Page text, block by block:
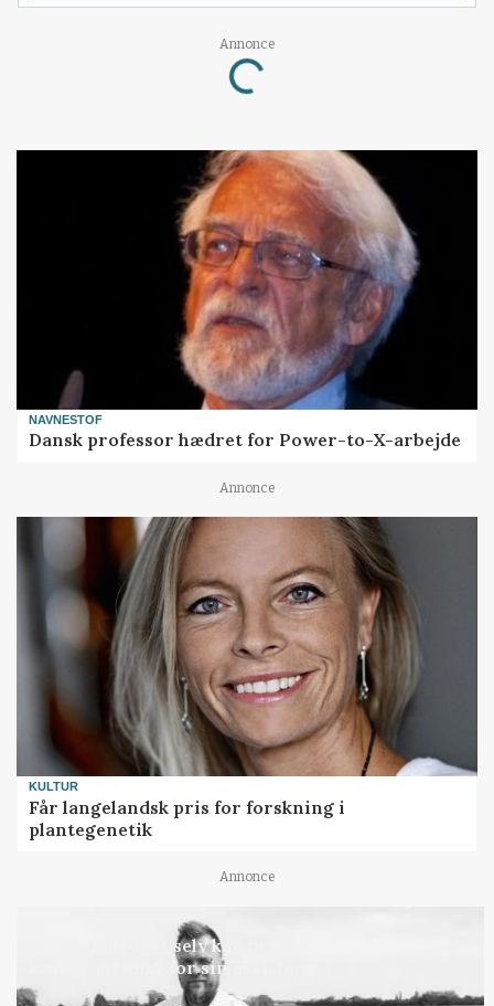
Annonce
Loading...
NAVNESTOF
Dansk professor hædret for Power-to-X-arbejde
Annonce
KULTUR
Får langelandsk pris for forskning i
plantegenetik
Annonce
Kun landbruget selv kan beslutte, om man vil
kæmpe juridisk for sin eksistens